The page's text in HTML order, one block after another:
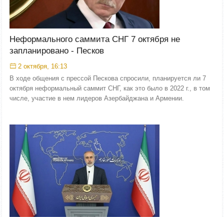
Неформального саммита СНГ 7 октября не
запланировано - Песков
2 октября, 16:13
В ходе общения с прессой Пескова спросили, планируется ли 7
октября неформальный саммит СНГ, как это было в 2022 г., в том
числе, участие в нем лидеров Азербайджана и Армении.